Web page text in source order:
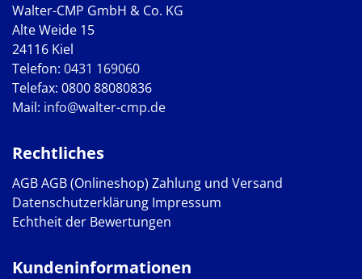
Walter-CMP GmbH & Co. KG
Alte Weide 15
24116 Kiel
Telefon: 0431 169060
Telefax: 0800 88080836
Mail: info@walter-cmp.de
Rechtliches
AGBAGB (Onlineshop) Zahlung und Versand
Datenschutzerklärung Impressum
Echtheit der Bewertungen
Kundeninformationen